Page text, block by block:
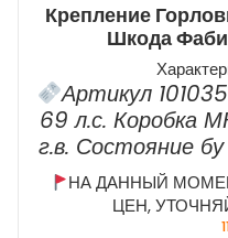
Крепление
Шкода
Артикул
69 л.с. Коробка
г.в. Состояние
НА ДАННЫЙ
ЦЕН,